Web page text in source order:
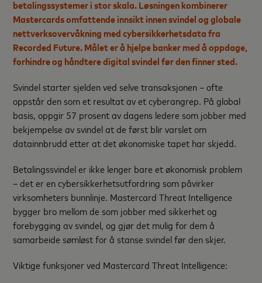
betalingssystemer i stor skala. Løsningen kombinerer
Mastercards omfattende innsikt innen svindel og globale
nettverksovervåkning med cybersikkerhetsdata fra
Recorded Future. Målet er å hjelpe banker med å oppdage,
forhindre og håndtere digital svindel før den finner sted.
Svindel starter sjelden ved selve transaksjonen – ofte
oppstår den som et resultat av et cyberangrep. På global
basis, oppgir 57 prosent av dagens ledere som jobber med
bekjempelse av svindel at de først blir varslet om
datainnbruddetterat det økonomiske tapet har skjedd.
Betalingssvindel er ikke lenger bare et økonomisk problem
– det er en cybersikkerhetsutfordring som påvirker
virksomheters bunnlinje. Mastercard Threat Intelligence
bygger bro mellom de som jobber med sikkerhet og
forebygging av svindel, og gjør det mulig for dem å
samarbeide sømløst for å stanse svindel før den skjer.
Viktige funksjoner ved Mastercard Threat Intelligence: